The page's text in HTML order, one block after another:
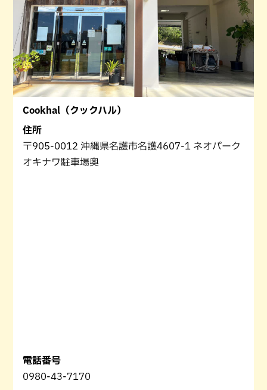
Cookhal（クックハル）
住所
〒905-0012 沖縄県名護市名護4607-1 ネオパーク
オキナワ駐車場奥
電話番号
0980-43-7170